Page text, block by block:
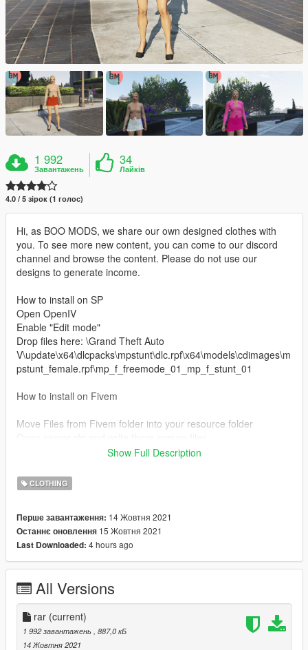
1 992
Завантажень
34
Лайків
4.0 / 5 зірок (1 голос)
Hi, as BOO MODS, we share our own designed clothes with
you. To see more new content, you can come to our discord
channel and browse the content. Please do not use our
designs to generate income.
How to install on SP
Open OpenIV
Enable "Edit mode"
Drop files here: \Grand Theft Auto
V\update\x64\dlcpacks\mpstunt\dlc.rpf\x64\models\cdimages\m
pstunt_female.rpf\mp_f_freemode_01_mp_f_stunt_01
How to install on Fivem
Move Files from Fivem folder into your resource folder
---------- -------------- ---------------- -------------------- -----------------
For more help here is my discord -->
https://discord.gg/4TmNubvWab
ENJOY :)
Show Full Description
CLOTHING
Перше завантаження: 14 Жовтня 2021
Останнє оновлення 15 Жовтня 2021
Last Downloaded: 4 hours ago
All Versions
rar (current)
1 992 завантажень
, 887,0 кБ
14 Жовтня 2021